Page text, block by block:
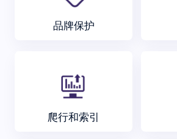
品牌保护
爬行和索引